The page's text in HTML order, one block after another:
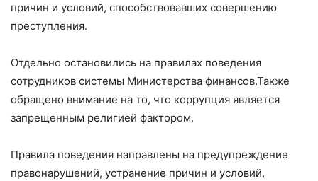
причин и условий, способствовавших совершению
преступления.
Отдельно остановились на правилах поведения
сотрудников системы Министерства финансов.Также
обращено внимание на то, что коррупция является
запрещенным религией фактором.
Правила поведения направлены на предупреждение
правонарушений, устранение причин и условий,